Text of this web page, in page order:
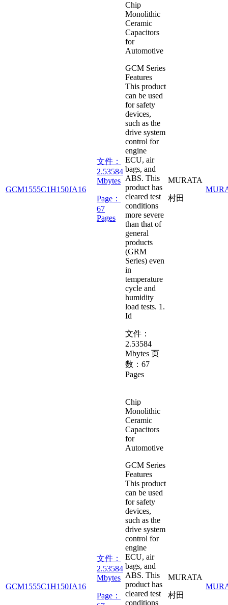
GCM1555C1H150JA16
文件：
2.53584
Mbytes
Page：
67
Pages
Chip
Monolithic
Ceramic
Capacitors
for
Automotive
GCM Series
Features
This product
can be used
for safety
devices,
such as the
drive system
control for
engine
ECU, air
bags, and
ABS. This
product has
cleared test
conditions
more severe
than that of
general
products
(GRM
Series) even
in
temperature
cycle and
humidity
load tests. 1.
Id
文件：
2.53584
Mbytes 页
数： 67
Pages
MURATA
村田
GCM1555C1H150JA16
文件：
2.53584
Mbytes
Page：
Chip
Monolithic
Ceramic
Capacitors
for
Automotive
GCM Series
Features
This product
can be used
for safety
devices,
such as the
drive system
control for
engine
ECU, air
bags, and
ABS. This
product has
cleared test
conditions
MURATA
村田